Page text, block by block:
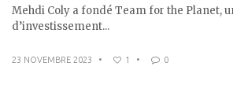
Mehdi Coly a fondé Team for the Planet,
d’investissement...
23 NOVEMBRE 2023 • 1 • 0